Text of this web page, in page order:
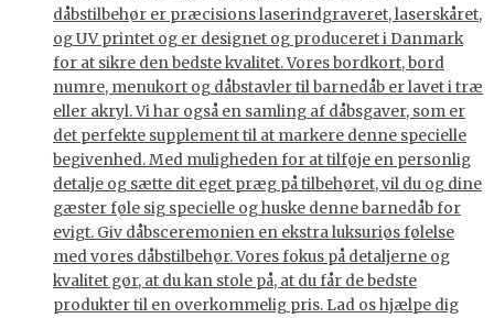
dåbstilbehør er præcisions laserindgraveret, laserskåret,
og UV printet og er designet og produceret i Danmark
for at sikre den bedste kvalitet. Vores bordkort, bord
numre, menukort og dåbstavler til barnedåb er lavet i træ
eller akryl. Vi har også en samling af dåbsgaver, som er
det perfekte supplement til at markere denne specielle
begivenhed. Med muligheden for at tilføje en personlig
detalje og sætte dit eget præg på tilbehøret, vil du og dine
gæster føle sig specielle og huske denne barnedåb for
evigt. Giv dåbsceremonien en ekstra luksuriøs følelse
med vores dåbstilbehør. Vores fokus på detaljerne og
kvalitet gør, at du kan stole på, at du får de bedste
produkter til en overkommelig pris. Lad os hjælpe dig